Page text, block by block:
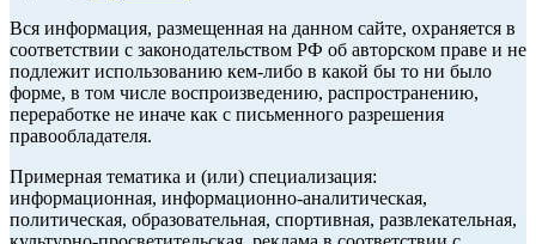
Вся информация, размещенная на данном сайте, охраняется в
соответствии с законодательством РФ об авторском праве и не
подлежит использованию кем-либо в какой бы то ни было
форме, в том числе воспроизведению, распространению,
переработке не иначе как с письменного разрешения
правообладателя.
Примерная тематика и (или) специализация:
информационная, информационно-аналитическая,
политическая, образовательная, спортивная, развлекательная,